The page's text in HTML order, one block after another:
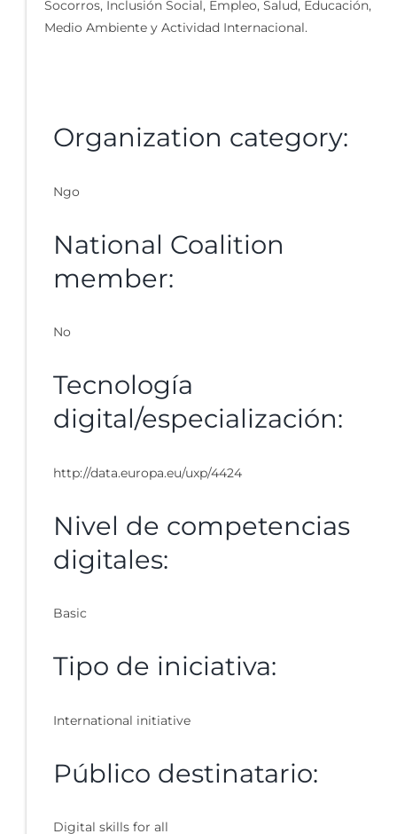
Socorros, Inclusión Social, Empleo, Salud, Educación,
Medio Ambiente y Actividad Internacional.
Organization category:
Ngo
National Coalition
member:
No
Tecnología
digital/especialización:
http://data.europa.eu/uxp/4424
Nivel de competencias
digitales:
Basic
Tipo de iniciativa:
International initiative
Público destinatario:
Digital skills for all